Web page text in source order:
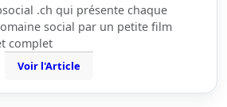
.ch qui présente chaque
social par un petite film
complet
Voir l'Article